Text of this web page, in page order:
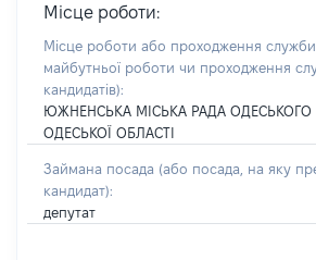
Місце роботи:
Місце роботи або проходження служби
майбутньої роботи чи проходження
кандидатів):
ЮЖНЕНСЬКА МІСЬКА РАДА ОДЕСЬКОГО
ОДЕСЬКОЇ ОБЛАСТІ
Займана посада (або посада, на яку
кандидат):
депутат